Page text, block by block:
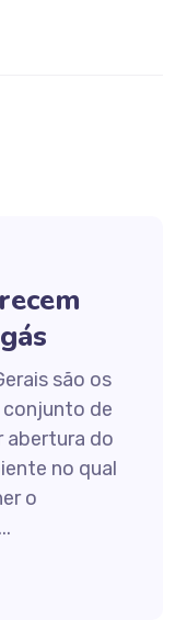
são os
conjunto de
abertura do
no qual
o